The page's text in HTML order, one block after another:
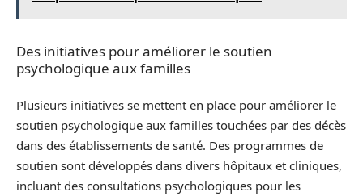
Des initiatives pour améliorer le soutien
psychologique aux familles
Plusieurs initiatives se mettent en place pour améliorer le
soutien psychologique aux familles touchées par des décès
dans des établissements de santé. Des programmes de
soutien sont développés dans divers hôpitaux et cliniques,
incluant des consultations psychologiques pour les